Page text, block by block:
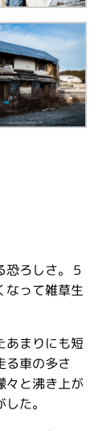
ろしさ。５
なって雑草生
あまりにも短
る車の多さ
々と沸き上が
た。